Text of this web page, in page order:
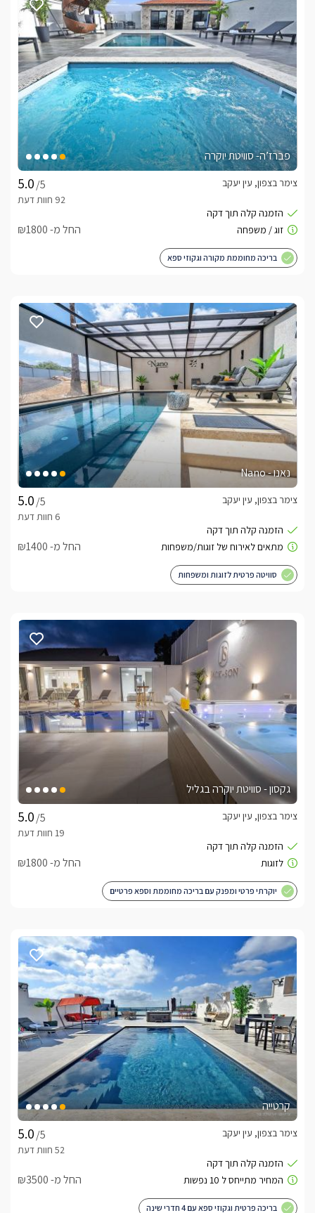
פברז’ה- סוויטת יוקרה
/5
צימר בצפון, עין יעקב
החל מ- ₪1800
בריכה מחוממת מקורה וגקוזי ספא
נאנו - Nano
/5
צימר בצפון, עין יעקב
החל מ- ₪1400
סוויטה פרטית לזוגות ומשפחות
גקסון - סוויטת יוקרה בגליל
/5
צימר בצפון, עין יעקב
החל מ- ₪1800
יוקרתי פרטי ומפנק עם בריכה מחוממת וספא פרטיים
קרטייה
/5
צימר בצפון, עין יעקב
החל מ- ₪3500
בריכה פרטית וגקוזי ספא עם 4 חדרי שינה